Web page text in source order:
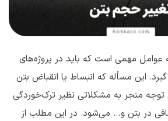
عوامل مهمی است که باید در پروژه‌های
این مسأله که انبساط یا انقباض بتن
توجه منجر به مشکلاتی نظیر ترک‌خوردگی‌
در بتن و… می‌شود. در این مطلب از